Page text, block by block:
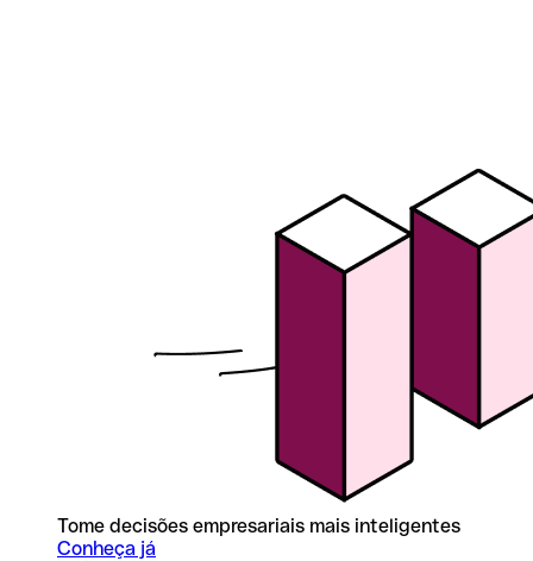
Tome decisões empresariais mais inteligentes
Conheça já